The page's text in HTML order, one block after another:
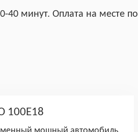
40 минут. Оплата на месте по
100E18